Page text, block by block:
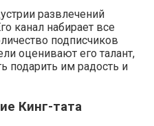
развлечений
канал набирает все
подписчиков
оценивают его талант,
подарить им радость и
Кинг-тата